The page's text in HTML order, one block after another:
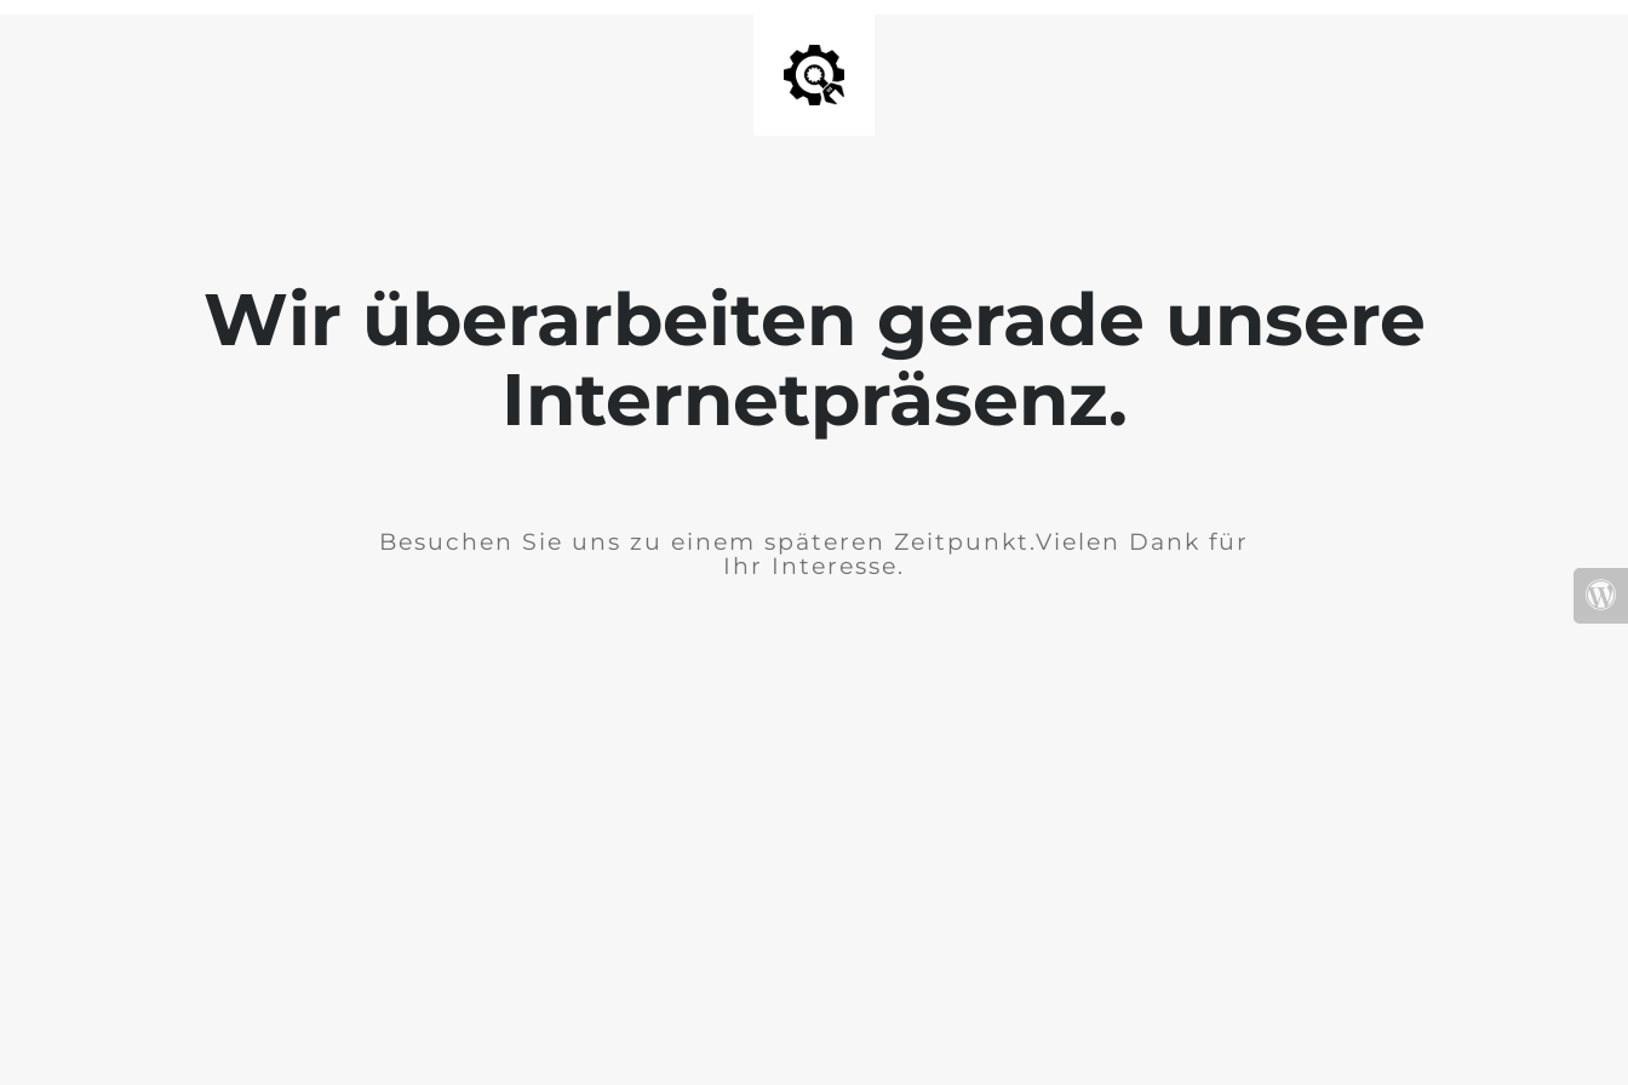
Wir überarbeiten gerade unsere
Internetpräsenz.
Besuchen Sie uns zu einem späteren Zeitpunkt.Vielen Dank für
Ihr Interesse.